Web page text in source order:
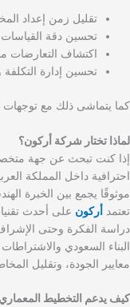
تقليل زمن إعداد
تحسين دقة القياسات
اكتشاف التعارضات
تحسين إدارة
كما يتماشى ذلك مع توجهات
لماذا تختار شركة أركون؟
إذا كنت تبحث عن جهة
احترافية داخل المملكة
موثوقًا يجمع بين الخبرة
تعتمد أركون على أحدث
دراسة الفكرة وحتى
البناء السعودي
معايير الجودة، وتقليل
كيف يدعم التخطيط